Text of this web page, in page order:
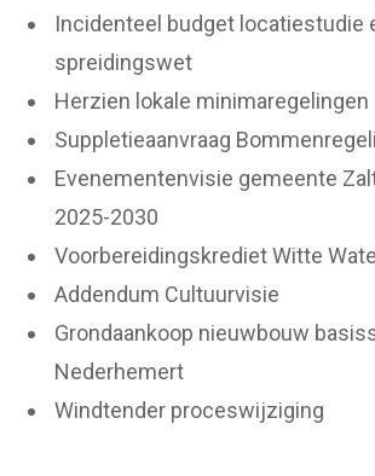
Incidenteel budget locatiestudie
spreidingswet
Herzien lokale minimaregelingen
Suppletieaanvraag
Evenementenvisie gemeente
2025-2030
Voorbereidingskrediet Witte
Addendum Cultuurvisie
Grondaankoop nieuwbouw
Nederhemert
Windtender proceswijziging